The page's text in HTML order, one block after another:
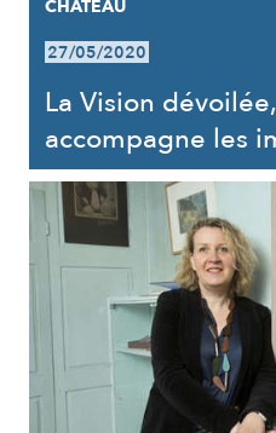
CHÂTEAU
27/05/2020
La Vision
accompagne les